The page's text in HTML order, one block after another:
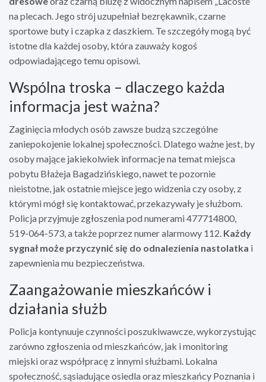
na plecach. Jego strój uzupełniał bezrękawnik, czarne
sportowe buty i czapka z daszkiem. Te szczegóły mogą być
istotne dla każdej osoby, która zauważy kogoś
odpowiadającego temu opisowi.
Wspólna troska – dlaczego każda
informacja jest ważna?
Zaginięcia młodych osób zawsze budzą szczególne
zaniepokojenie lokalnej społeczności. Dlatego ważne jest, by
osoby mające jakiekolwiek informacje na temat miejsca
pobytu Błażeja Bagadzińskiego, nawet te pozornie
nieistotne, jak ostatnie miejsce jego widzenia czy osoby, z
którymi mógł się kontaktować, przekazywały je służbom.
Policja przyjmuje zgłoszenia pod numerami 477714800,
519-064-573, a także poprzez numer alarmowy 112. Każdy
sygnał może przyczynić się do odnalezienia nastolatka i
zapewnienia mu bezpieczeństwa.
Zaangażowanie mieszkańców i
działania służb
Policja kontynuuje czynności poszukiwawcze, wykorzystując
zarówno zgłoszenia od mieszkańców, jak i monitoring
miejski oraz współpracę z innymi służbami. Lokalna
społeczność, sąsiadujące osiedla oraz mieszkańcy Poznania i